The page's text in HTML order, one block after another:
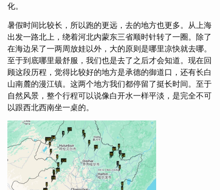
化。
暑假时间比较长，所以跑的更远，去的地方也更多。从上海
出发一路北上，绕着河北内蒙东三省顺时针转了一圈。除了
在海边呆了一两周放娃以外，大的原则是哪里凉快就去哪。
至于到底哪里最舒服，我们也是去了之后才会知道。现在回
顾这段历程，觉得比较好的地方是承德的御道口，还有长白
山南麓的漫江镇。这两个地方我们都停留了挺长时间。至于
自然风景，整个行程可以说像白开水一样平淡，是完全不可
以跟西北西南坐一桌的。